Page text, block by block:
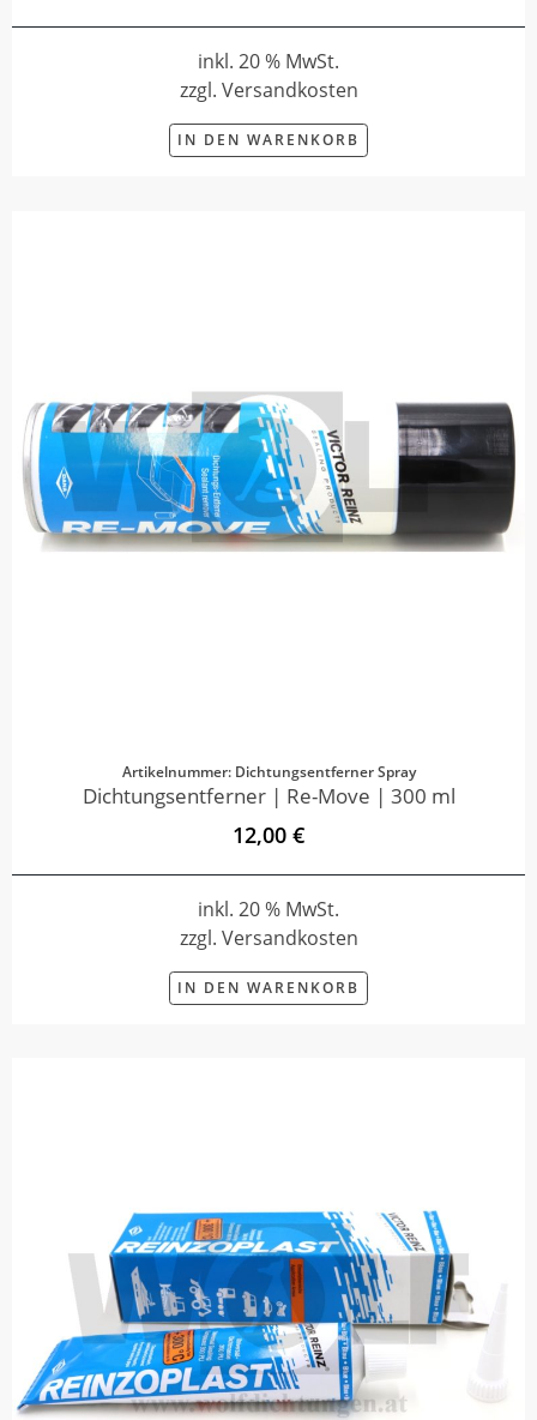
inkl. 20 % MwSt.
zzgl. Versandkosten
IN DEN WARENKORB
Artikelnummer: Dichtungsentferner Spray
Dichtungsentferner | Re-Move | 300 ml
12,00 €
inkl. 20 % MwSt.
zzgl. Versandkosten
IN DEN WARENKORB